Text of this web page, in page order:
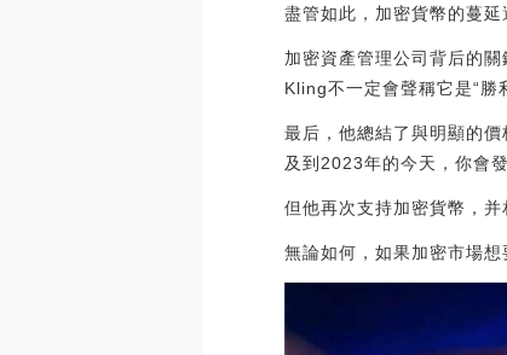
盡管如此，加密貨幣的蔓
加密資產管理公司背后的
Kling不一定會聲稱它是“勝
最后，他總結了與明顯的
及到2023年的今天，你會
但他再次支持加密貨幣，并
無論如何，如果加密市場